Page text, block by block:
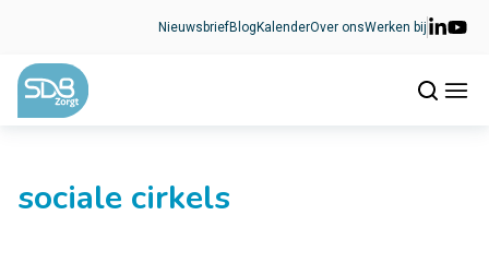
NieuwsbriefBlog KalenderOver onsWerken bij
sociale cirkels